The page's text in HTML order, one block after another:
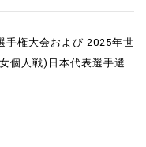
手権大会および 2025年世
個人戦)日本代表選手選